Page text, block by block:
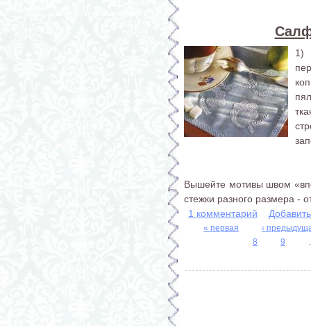
1)
Вышейте мотивы швом
стежки разного размера -
1 комментарий
« первая
‹
8
9